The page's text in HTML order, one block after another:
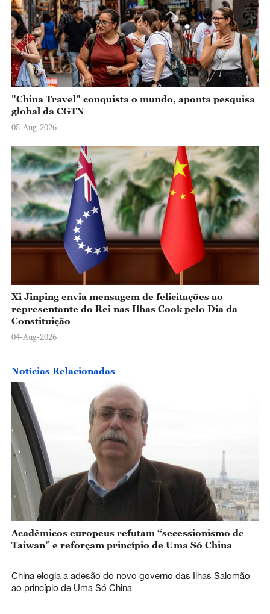
"China Travel" conquista o mundo, aponta pesquisa
global da CGTN
05-Aug-2026
Xi Jinping envia mensagem de felicitações ao
representante do Rei nas Ilhas Cook pelo Dia da
Constituição
04-Aug-2026
Notícias Relacionadas
Acadêmicos europeus refutam “secessionismo de
Taiwan” e reforçam princípio de Uma Só China
China elogia a adesão do novo governo das Ilhas Salomão
ao princípio de Uma Só China